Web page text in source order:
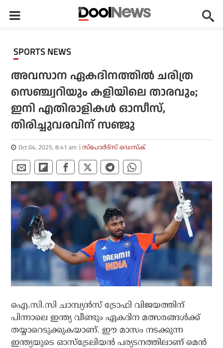
SPORTS NEWS
അവസാന ഏകദിനത്തില്‍ ചരിത്ര
സെഞ്ച്വറിയും കളിയിലെ താരവും;
ഇനി എതിരാളികള്‍ ഓസീസ്,
തിരിച്ചുവരവിന് സഞ്ജു
Oct 04, 2025, 8:41 am സ്പോര്‍ട്സ് ഡെസ്‌ക്
ഐ.സി.സി ചാമ്പ്യന്‍സ് ട്രോഫി വിജയത്തിന്
പിന്നാലെ ഇന്ത്യ വീണ്ടും ഏകദിന മത്സരങ്ങള്‍ക്ക്
തയ്യാറെടുക്കുകയാണ്. ഈ മാസം നടക്കുന്ന
ഇന്ത്യയുടെ ഓസ്‌ട്രേലിയന്‍ പര്യടനത്തിലാണ് മെന്‍